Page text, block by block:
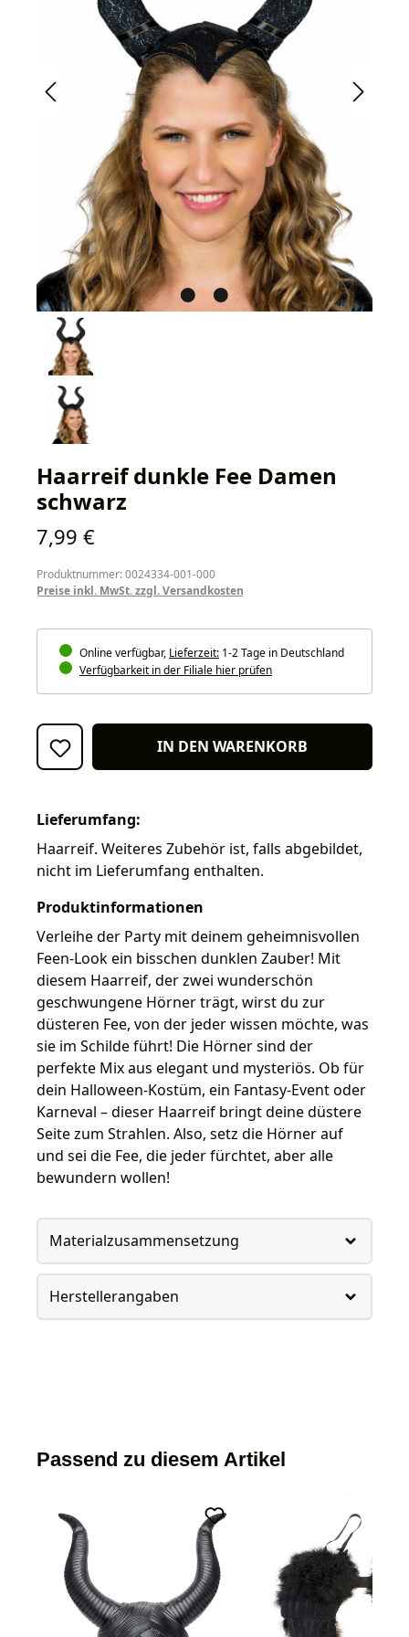
Haarreif dunkle Fee Damen
schwarz
Regulärer Preis:
7,99 €
Produktnummer: 0024334-001-000
Preise inkl. MwSt. zzgl. Versandkosten
Online verfügbar, Lieferzeit: 1-2 Tage in Deutschland
Verfügbarkeit in der Filiale hier prüfen
IN DEN WARENKORB
Lieferumfang:
Haarreif. Weiteres Zubehör ist, falls abgebildet,
nicht im Lieferumfang enthalten.
Produktinformationen
Verleihe der Party mit deinem geheimnisvollen
Feen-Look ein bisschen dunklen Zauber! Mit
diesem Haarreif, der zwei wunderschön
geschwungene Hörner trägt, wirst du zur
düsteren Fee, von der jeder wissen möchte, was
sie im Schilde führt! Die Hörner sind der
perfekte Mix aus elegant und mysteriös. Ob für
dein Halloween-Kostüm, ein Fantasy-Event oder
Karneval – dieser Haarreif bringt deine düstere
Seite zum Strahlen. Also, setz die Hörner auf
und sei die Fee, die jeder fürchtet, aber alle
bewundern wollen!
Materialzusammensetzung
Herstellerangaben
Passend zu diesem Artikel